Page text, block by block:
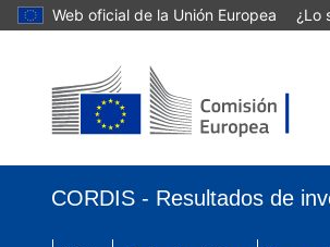
Web oficial de la Unión Europea ¿Lo
CORDIS - Resultados de